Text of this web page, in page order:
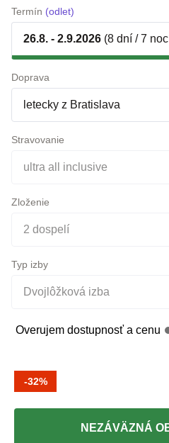
Kód zájazdu
Termín(odlet)
Doprava
letecky z Bratislava
Stravovanie
ultra all inclusive
Zloženie
2 dospelí
Typ izby
-32%